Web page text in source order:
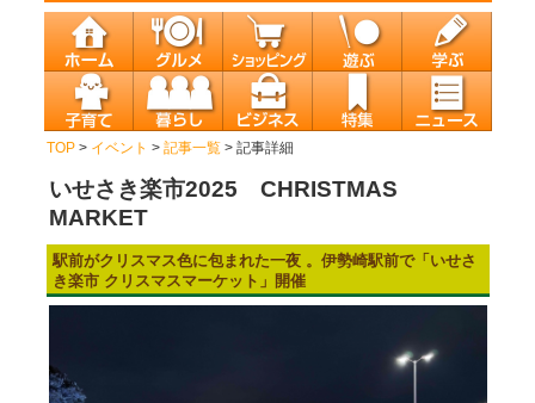
TOP> イベント > 記事一覧> 記事詳細
いせさき楽市2025 CHRISTMAS
MARKET
駅前がクリスマス色に包まれた一夜 。伊勢崎駅前で「いせさ
き楽市 クリスマスマーケット」開催